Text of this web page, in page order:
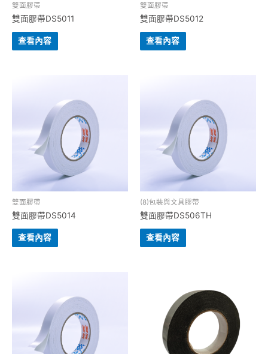
雙⾯膠帶
雙面膠帶DS5011
查看內容
雙⾯膠帶
雙面膠帶DS5012
查看內容
雙⾯膠帶
雙面膠帶DS5014
查看內容
(8)包裝與⽂具膠帶
雙面膠帶DS506TH
查看內容